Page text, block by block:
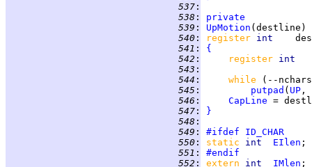
537 :
538 :
private
539 : UpMotion
540 : register int
541 :
{
542 : register
543 :
544 : while
(--
545 : putpad ( UP ,
546 :
CapLine
547 :
}
548 :
549 : #ifdef
ID_CHAR
550 : static int EIlen
551 :
#endif
552 : extern int IMlen